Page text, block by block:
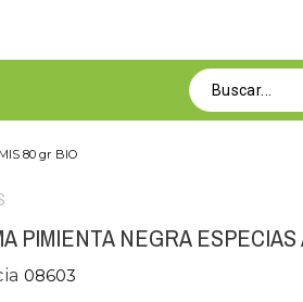
80 gr BIO
PIMIENTA NEGRA
08603